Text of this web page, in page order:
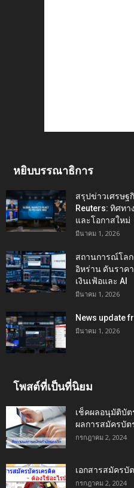
หยิบบรรณาธิการ
สรุปข่าวเศรษฐ
Reuters: ทิศทา
และโอกาสใหม่
มีนาคม 1, 2026
สถานการณ์โลก
อิหร่าน ดันราค
เงินเฟ้อและ AI
มีนาคม 1, 2026
News update
มีนาคม 1, 2026
โพสต์ที่เป็นที่นิยม
เช็คผลอนุมัติบัต
ผลการสมัครบัต
กรกฎาคม 2, 2024
เอกสารสมัครบั
กรกฎาคม 2, 2024